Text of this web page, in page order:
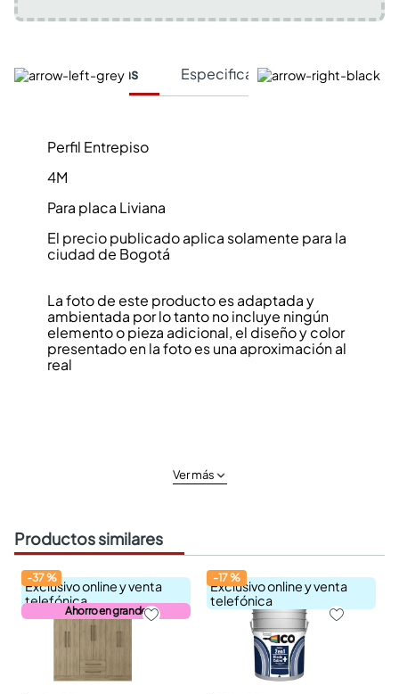
Características Especificaciones Técnicas
Perfil Entrepiso
4M
Para placa Liviana
El precio publicado aplica solamente para la
ciudad de Bogotá
La foto de este producto es adaptada y
ambientada por lo tanto no incluye ningún
elemento o pieza adicional, el diseño y color
presentado en la foto es una aproximación al
real
Ver más
Productos similares
Exclusivo online y venta
telefónica
Ahorro en grande
-37%
Exclusivo online y venta
telefónica
-17%